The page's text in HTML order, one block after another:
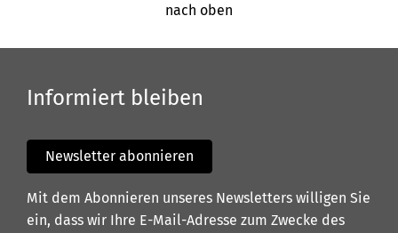
nach oben
Informiert bleiben
Newsletter abonnieren
Mit dem Abonnieren unseres Newsletters willigen Sie
ein, dass wir Ihre E-Mail-Adresse zum Zwecke des